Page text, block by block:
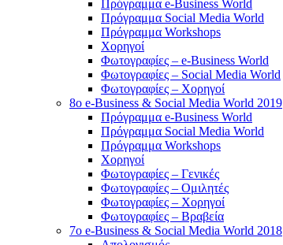
Πρόγραμμα e-Business World
Πρόγραμμα Social Media World
Πρόγραμμα Workshops
Χορηγοί
Φωτογραφίες – e-Business World
Φωτογραφίες – Social Media World
Φωτογραφίες – Χορηγοί
8o e-Business & Social Media World 2019
Πρόγραμμα e-Business World
Πρόγραμμα Social Media World
Πρόγραμμα Workshops
Χορηγοί
Φωτογραφίες – Γενικές
Φωτογραφίες – Ομιλητές
Φωτογραφίες – Χορηγοί
Φωτογραφίες – Βραβεία
7o e-Business & Social Media World 2018